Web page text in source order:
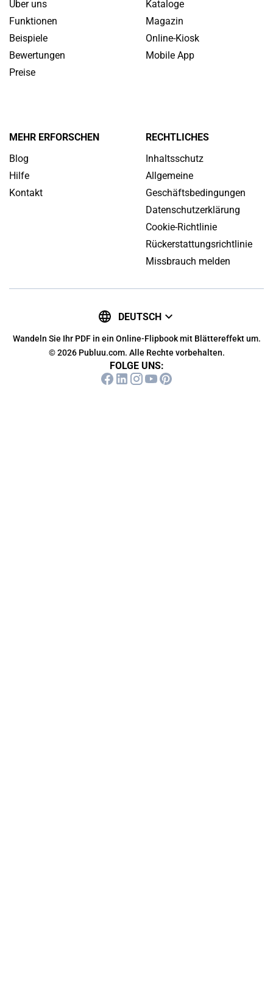
Über uns
Funktionen
Beispiele
Bewertungen
Preise
Kataloge
Magazin
Online-Kiosk
Mobile App
MEHR ERFORSCHEN
Blog
Hilfe
Kontakt
RECHTLICHES
Inhaltsschutz
Allgemeine
Geschäftsbedingungen
Datenschutzerklärung
Cookie-Richtlinie
Rückerstattungsrichtlinie
Missbrauch melden
DEUTSCH
Wandeln Sie Ihr PDF in ein Online-Flipbook mit Blättereffekt um.
© 2026 Publuu.com. Alle Rechte vorbehalten.
FOLGE UNS: